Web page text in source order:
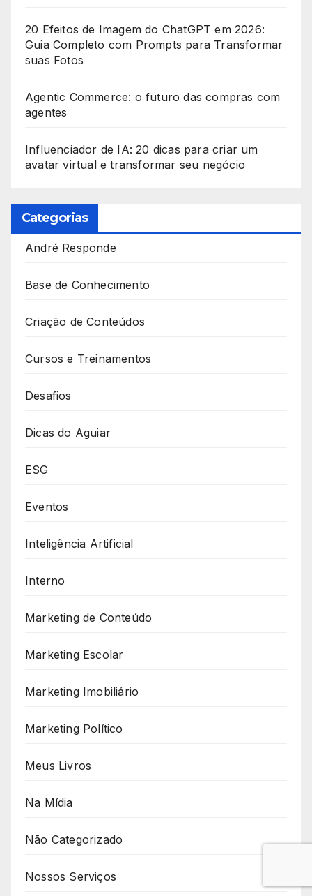
20 Efeitos de Imagem do ChatGPT em 2026:
Guia Completo com Prompts para Transformar
suas Fotos
Agentic Commerce: o futuro das compras com
agentes
Influenciador de IA: 20 dicas para criar um
avatar virtual e transformar seu negócio
Categorias
André Responde
Base de Conhecimento
Criação de Conteúdos
Cursos e Treinamentos
Desafios
Dicas do Aguiar
ESG
Eventos
Inteligência Artificial
Interno
Marketing de Conteúdo
Marketing Escolar
Marketing Imobiliário
Marketing Político
Meus Livros
Na Mídia
Não Categorizado
Nossos Serviços